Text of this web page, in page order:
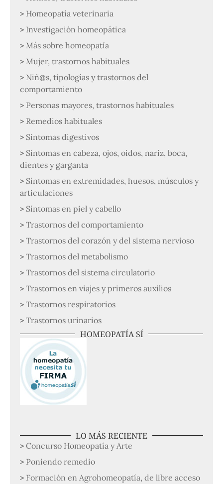
Homeopatía veterinaria
Investigación homeopática
Más sobre homeopatía
Mujer, trastornos habituales
Niñ@s, tipologías y trastornos del
comportamiento
Personas mayores, trastornos habituales
Remedios habituales
Síntomas digestivos
Síntomas en cabeza, ojos, oidos, nariz, boca,
dientes y garganta
Síntomas en extremidades, huesos, músculos y
articulaciones
Síntomas en piel y cabello
Trastornos del comportamiento
Trastornos del corazón y del sistema nervioso
Trastornos del metabolismo
Trastornos del sistema circulatorio
Trastornos en viajes y primeros auxilios
Trastornos respiratorios
Trastornos urinarios
HOMEOPATÍA SÍ
LO MÁS RECIENTE
Concurso Homeopatía y Arte
Poniendo remedio
Formación en Agrohomeopatía, de libre acceso